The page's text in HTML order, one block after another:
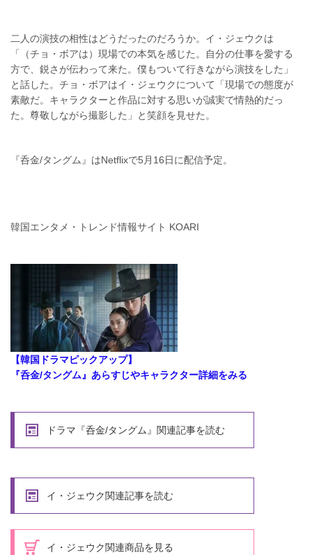
二人の演技の相性はどうだったのだろうか。イ・ジェウクは
「（チョ・ボアは）現場での本気を感じた。自分の仕事を愛する
方で、鋭さが伝わって来た。僕もついて行きながら演技をした」
と話した。チョ・ボアはイ・ジェウクについて「現場での態度が
素敵だ。キャラクターと作品に対する思いが誠実で情熱的だっ
た。尊敬しながら撮影した」と笑顔を見せた。
『呑金/タングム』はNetflixで5月16日に配信予定。
韓国エンタメ・トレンド情報サイト KOARI
【韓国ドラマピックアップ】
『呑金/タングム』あらすじやキャラクター詳細をみる
ドラマ『呑金/タングム』関連記事を読む
イ・ジェウク関連記事を読む
イ・ジェウク関連商品を見る